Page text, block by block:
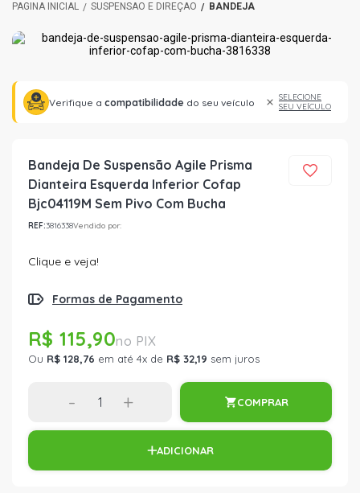
SUSPENSÃO E DIREÇÃO BANDEJA
Verifique a compatibilidade do seu veículo
SELECIONE
SEU VEÍCULO
Bandeja De Suspensão Agile Prisma
Dianteira Esquerda Inferior Cofap
Bjc04119M Sem Pivo Com Bucha
REF:3816338Vendido por:
Clique e veja!
Formas de Pagamento
R$ 115,90
Ou R$ 128,76 em até 4x de R$ 32,19 sem juros
- + COMPRAR
ADICIONAR